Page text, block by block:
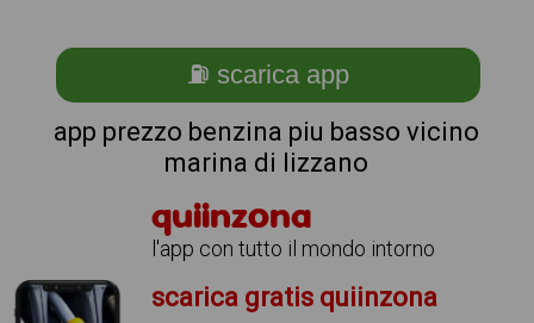
⛽ scarica app
app prezzo benzina piu basso vicino
marina di lizzano
quiinzona
l'app con tutto il mondo intorno
scarica gratis quiinzona